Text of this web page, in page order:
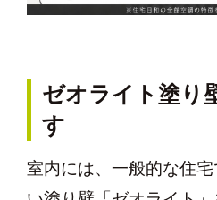
ゼオライト塗り
す
室内には、一般的な住